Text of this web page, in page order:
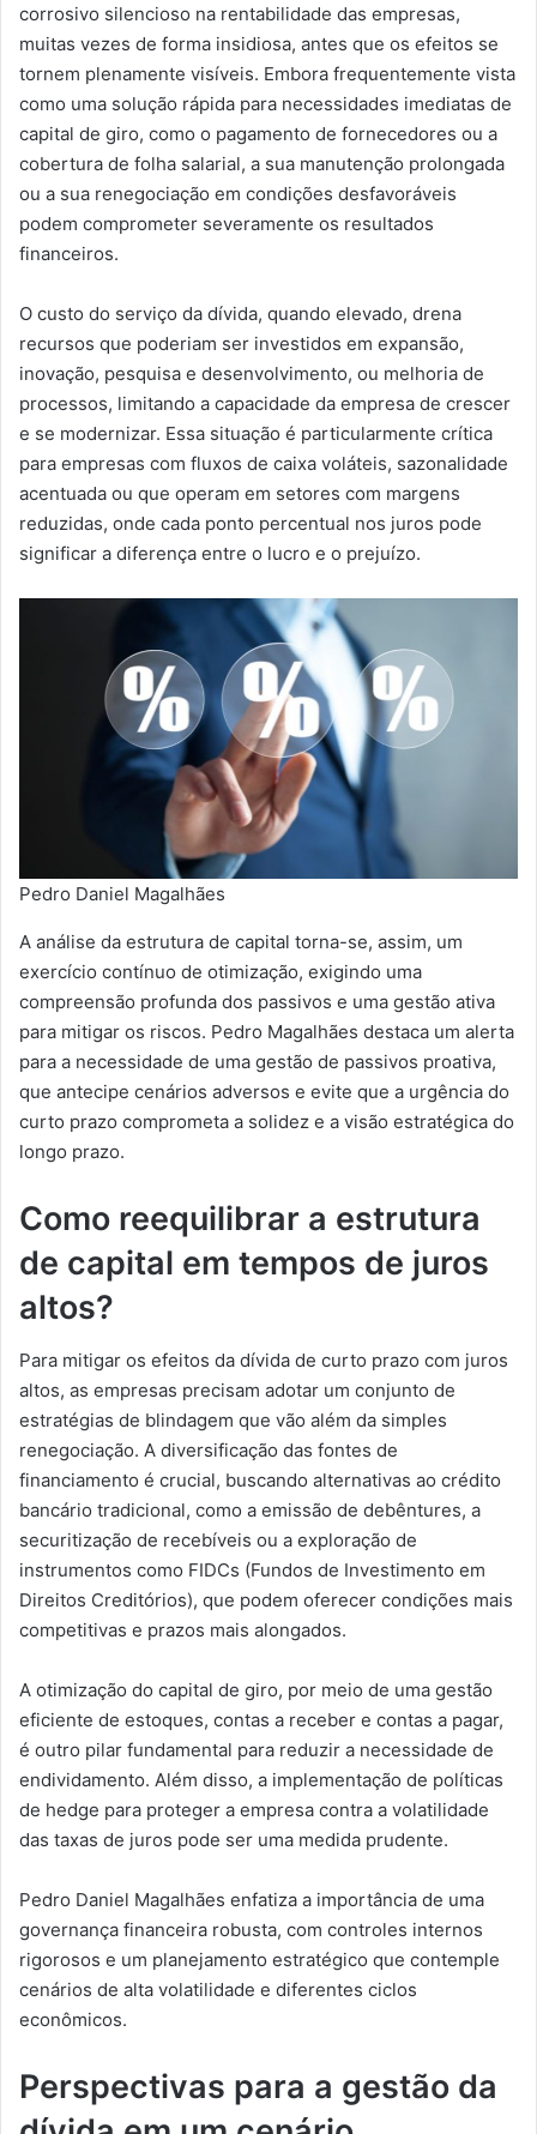
corrosivo silencioso na rentabilidade das empresas,
muitas vezes de forma insidiosa, antes que os efeitos se
tornem plenamente visíveis. Embora frequentemente vista
como uma solução rápida para necessidades imediatas de
capital de giro, como o pagamento de fornecedores ou a
cobertura de folha salarial, a sua manutenção prolongada
ou a sua renegociação em condições desfavoráveis
podem comprometer severamente os resultados
financeiros.
O custo do serviço da dívida, quando elevado, drena
recursos que poderiam ser investidos em expansão,
inovação, pesquisa e desenvolvimento, ou melhoria de
processos, limitando a capacidade da empresa de crescer
e se modernizar. Essa situação é particularmente crítica
para empresas com fluxos de caixa voláteis, sazonalidade
acentuada ou que operam em setores com margens
reduzidas, onde cada ponto percentual nos juros pode
significar a diferença entre o lucro e o prejuízo.
Pedro Daniel Magalhães
A análise da estrutura de capital torna-se, assim, um
exercício contínuo de otimização, exigindo uma
compreensão profunda dos passivos e uma gestão ativa
para mitigar os riscos. Pedro Magalhães destaca um alerta
para a necessidade de uma gestão de passivos proativa,
que antecipe cenários adversos e evite que a urgência do
curto prazo comprometa a solidez e a visão estratégica do
longo prazo.
Como reequilibrar a estrutura
de capital em tempos de juros
altos?
Para mitigar os efeitos da dívida de curto prazo com juros
altos, as empresas precisam adotar um conjunto de
estratégias de blindagem que vão além da simples
renegociação. A diversificação das fontes de
financiamento é crucial, buscando alternativas ao crédito
bancário tradicional, como a emissão de debêntures, a
securitização de recebíveis ou a exploração de
instrumentos como FIDCs (Fundos de Investimento em
Direitos Creditórios), que podem oferecer condições mais
competitivas e prazos mais alongados.
A otimização do capital de giro, por meio de uma gestão
eficiente de estoques, contas a receber e contas a pagar,
é outro pilar fundamental para reduzir a necessidade de
endividamento. Além disso, a implementação de políticas
de hedge para proteger a empresa contra a volatilidade
das taxas de juros pode ser uma medida prudente.
Pedro Daniel Magalhães enfatiza a importância de uma
governança financeira robusta, com controles internos
rigorosos e um planejamento estratégico que contemple
cenários de alta volatilidade e diferentes ciclos
econômicos.
Perspectivas para a gestão da